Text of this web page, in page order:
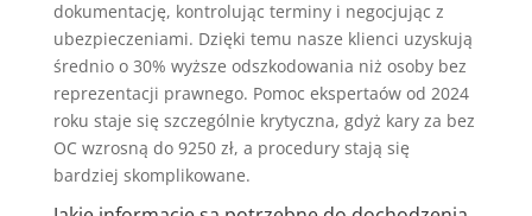
dokumentację, kontrolując terminy i negocjując z
ubezpieczeniami. Dzięki temu nasze klienci uzyskują
średnio o 30% wyższe odszkodowania niż osoby bez
reprezentacji prawnego. Pomoc ekspertaów od 2024
roku staje się szczególnie krytyczna, gdyż kary za bez
OC wzrosną do 9250 zł, a procedury stają się
bardziej skomplikowane.